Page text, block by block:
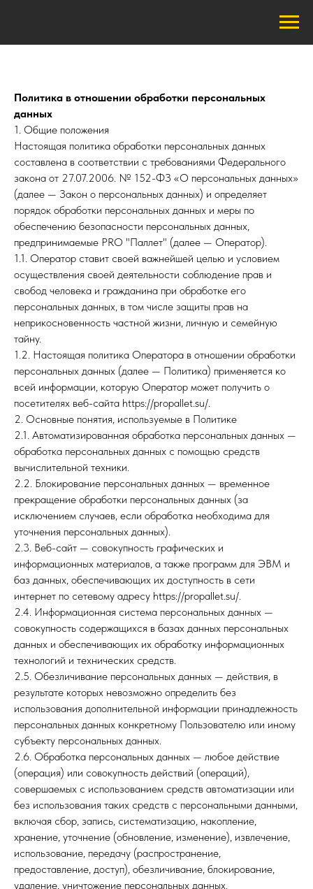
Политика в отношении обработки персональных
данных
1. Общие положения
Настоящая политика обработки персональных данных
составлена в соответствии с требованиями Федерального
закона от 27.07.2006. № 152-ФЗ «О персональных данных»
(далее — Закон о персональных данных) и определяет
порядок обработки персональных данных и меры по
обеспечению безопасности персональных данных,
предпринимаемые PRO "Паллет" (далее — Оператор).
1.1. Оператор ставит своей важнейшей целью и условием
осуществления своей деятельности соблюдение прав и
свобод человека и гражданина при обработке его
персональных данных, в том числе защиты прав на
неприкосновенность частной жизни, личную и семейную
тайну.
1.2. Настоящая политика Оператора в отношении обработки
персональных данных (далее — Политика) применяется ко
всей информации, которую Оператор может получить о
посетителях веб-сайта https://propallet.su/.
2. Основные понятия, используемые в Политике
2.1. Автоматизированная обработка персональных данных —
обработка персональных данных с помощью средств
вычислительной техники.
2.2. Блокирование персональных данных — временное
прекращение обработки персональных данных (за
исключением случаев, если обработка необходима для
уточнения персональных данных).
2.3. Веб-сайт — совокупность графических и
информационных материалов, а также программ для ЭВМ и
баз данных, обеспечивающих их доступность в сети
интернет по сетевому адресу https://propallet.su/.
2.4. Информационная система персональных данных —
совокупность содержащихся в базах данных персональных
данных и обеспечивающих их обработку информационных
технологий и технических средств.
2.5. Обезличивание персональных данных — действия, в
результате которых невозможно определить без
использования дополнительной информации принадлежность
персональных данных конкретному Пользователю или иному
субъекту персональных данных.
2.6. Обработка персональных данных — любое действие
(операция) или совокупность действий (операций),
совершаемых с использованием средств автоматизации или
без использования таких средств с персональными данными,
включая сбор, запись, систематизацию, накопление,
хранение, уточнение (обновление, изменение), извлечение,
использование, передачу (распространение,
предоставление, доступ), обезличивание, блокирование,
удаление, уничтожение персональных данных.